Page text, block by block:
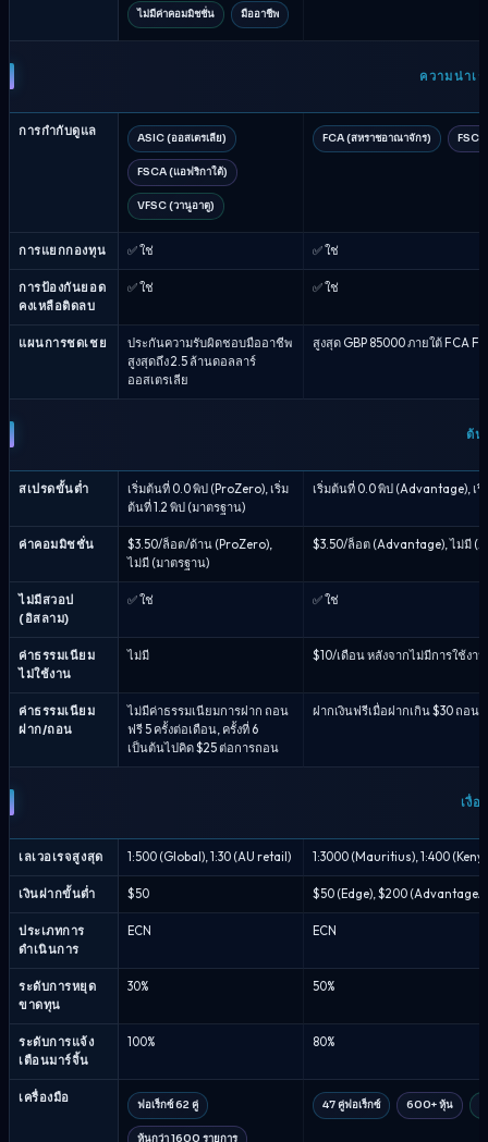
ไม่มีค่าคอมมิชชั่น มืออาชีพ
ความน่าเ
การกำกับดูแล ASIC (ออสเตรเลีย)
FSCA (แอฟริกาใต้)
VFSC (วานูอาตู)
FCA (สหราชอาณาจักร) FSC
การแยกกองทุน ✅ ใช่ ✅ ใช่
การป้องกันยอด
คงเหลือติดลบ
✅ ใช่ ✅ ใช่
แผนการชดเชย
ประกันความรับผิดชอบมืออาชีพ
สูงสุดถึง 2.5 ล้านดอลลาร์
ออสเตรเลีย
สูงสุด GBP 85000 ภายใต้ FCA
ต้น
สเปรดขั้นต่ำ
เริ่มต้นที่ 0.0 พิป (ProZero), เริ่ม
ต้นที่ 1.2 พิป (มาตรฐาน)
เริ่มต้นที่ 0.0 พิป (Advantage), เ
ค่าคอมมิชชั่น
$3.50/ล็อต/ด้าน (ProZero),
ไม่มี (มาตรฐาน)
$3.50/ล็อต (Advantage), ไม่มี
ไม่มีสวอป
(อิสลาม)
✅ ใช่ ✅ ใช่
ค่าธรรมเนียม
ไม่ใช้งาน
ไม่มี $10/เดือน หลังจากไม่มีการใช้งาน
ค่าธรรมเนียม
ฝาก/ถอน
ไม่มีค่าธรรมเนียมการฝาก ถอน
ฟรี 5 ครั้งต่อเดือน, ครั้งที่ 6
เป็นต้นไปคิด $25 ต่อการถอน
ฝากเงินฟรีเมื่อฝากเกิน $30 ถอนเ
เงื่
เลเวอเรจสูงสุด 1:500 (Global), 1:30 (AU retail) 1:3000 (Mauritius), 1:400
เงินฝากขั้นต่ำ $50 $50 (Edge), $200 (Advantage/
ประเภทการ
ดำเนินการ
ECN ECN
ระดับการหยุด
ขาดทุน
30% 50%
ระดับการแจ้ง
เตือนมาร์จิ้น
100% 80%
เครื่องมือ ฟอเร็กซ์ 62 คู่
หุ้นกว่า 1600 รายการ
47 คู่ฟอเร็กซ์ 600+ หุ้น